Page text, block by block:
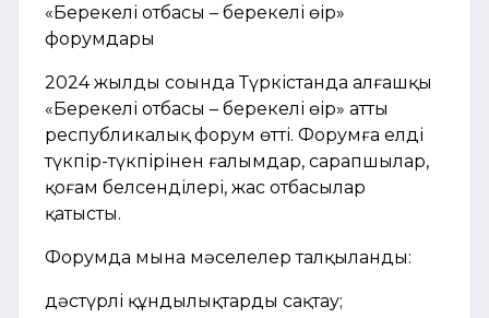
«Берекелі отбасы – берекелі өңір»
форумдары
2024 жылдың соңында Түркістанда алғашқы
«Берекелі отбасы – берекелі өңір» атты
республикалық форум өтті. Форумға елдің
түкпір-түкпірінен ғалымдар, сарапшылар,
қоғам белсенділері, жас отбасылар
қатысты.
Форумда мына мәселелер талқыланды:
дәстүрлі құндылықтарды сақтау;